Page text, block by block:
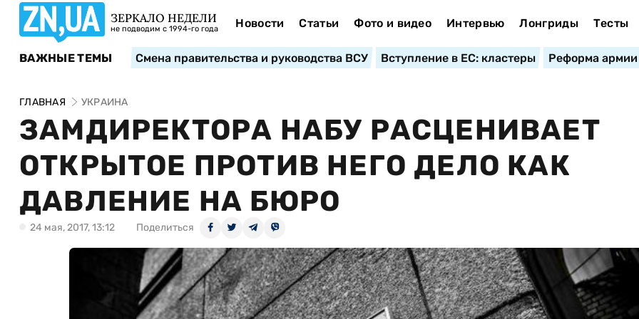
ЗЕРКАЛО НЕДЕЛИ
не подводим с 1994-го года Новости Статьи Фото и видео Интервью Лонгриды Тесты
ВАЖНЫЕ ТЕМЫ Смена правительства и руководства ВСУ Вступление в ЕС: кластеры Реформа армии
ГЛАВНАЯ УКРАИНА
ЗАМДИРЕКТОРА НАБУ РАСЦЕНИВАЕТ
ОТКРЫТОЕ ПРОТИВ НЕГО ДЕЛО КАК
ДАВЛЕНИЕ НА БЮРО
24 мая, 2017, 13:12 Поделиться